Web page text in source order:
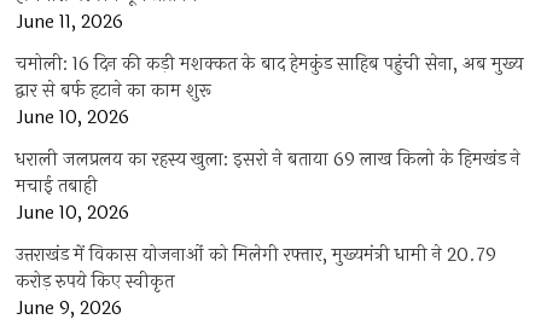
June 11, 2026
चमोली: 16 दिन की कड़ी मशक्कत के बाद हेमकुंड साहिब पहुंची सेना, अब मुख्य
द्वार से बर्फ हटाने का काम शुरू
June 10, 2026
धराली जलप्रलय का रहस्य खुला: इसरो ने बताया 69 लाख किलो के हिमखंड ने
मचाई तबाही
June 10, 2026
उत्तराखंड में विकास योजनाओं को मिलेगी रफ्तार, मुख्यमंत्री धामी ने 20.79
करोड़ रुपये किए स्वीकृत
June 9, 2026